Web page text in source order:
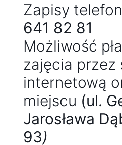
Zapisy
641 82 81
Możliwość
zajęcia przez
internetową
miejscu (ul.
Jarosława
93)